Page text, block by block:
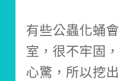
有些公蟲化蛹
室，很不牢固
心驚， 所以挖